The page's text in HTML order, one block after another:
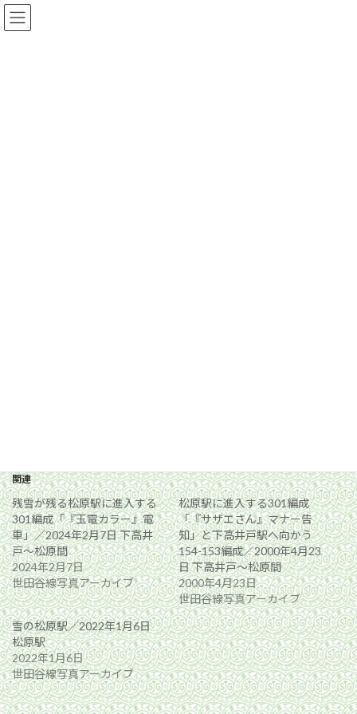
コ
ン
ナ
ビ
関連
残雪が残る松原駅に進入する
301編成「『玉電カラー』電
車」／2024年2月7日 下高井
戸〜松原間
2024年2月7日
世田谷線写真アーカイブ
松原駅に進入する301編成
「『サザエさん』マナー告
知」と下高井戸駅へ向かう
154-153編成／2000年4月23
日 下高井戸〜松原間
2000年4月23日
世田谷線写真アーカイブ
雪の松原駅／2022年1月6日
松原駅
2022年1月6日
世田谷線写真アーカイブ